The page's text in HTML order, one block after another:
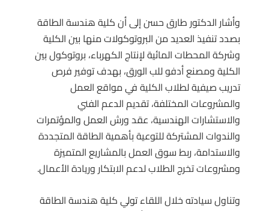
وأشار الدكتور طارق حسن إلى أن كلية هندسة الطاقة
بصدد تنفيذ العديد من البروتوكولات منها بين الكلية
وشركة المحطات المائية لإنتاج الكهرباء، بروتوكول بين
الكلية ومصنع أدفو للب الورق، بهدف توفير فرص
تدريب صيفية لطلاب الكلية في مواقع العمل
والمشروعات المختلفة، تقديم الدعم الفني
والاستشارات الهندسية، عقد ورش العمل والمؤتمرات
والندوات المشتركة للتوعية بأهمية الطاقة المتجددة
والاستدامة، ربط سوق العمل بالمشاريع المتميزة
ومشروعات تخرج الطلاب لدعم الابتكار وريادة الأعمال.
وتناول سيادته خلال اللقاء تولي كلية هندسة الطاقة